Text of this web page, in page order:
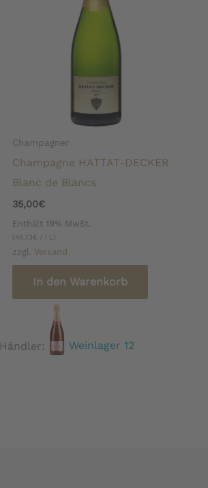
Champagner
Champagne HATTAT-DECKER
Blanc de Blancs
35,00€
Enthält 19% MwSt.
(45,73€ / 1 L)
zzgl. Versand
In den Warenkorb
Händler: Weinlager 12